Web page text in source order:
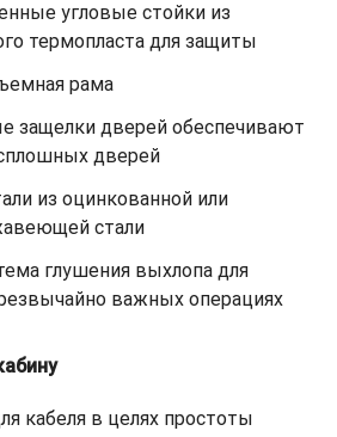
угловые стойки из
термопласта для защиты
рама
защелки дверей обеспечивают
дверей
из оцинкованной или
стали
глушения выхлопа для
важных операциях
кабеля в целях простоты